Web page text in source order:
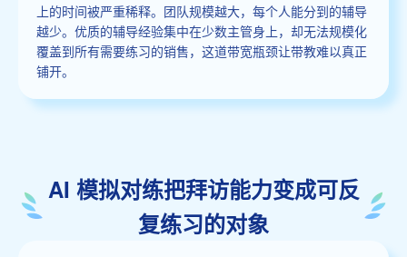
上的时间被严重稀释。团队规模越大，每个人能分到的辅导
越少。优质的辅导经验集中在少数主管身上，却无法规模化
覆盖到所有需要练习的销售，这道带宽瓶颈让带教难以真正
铺开。
AI 模拟对练把拜访能力变成可反
复练习的对象